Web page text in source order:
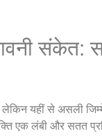
लेकिन यहीं से असली
एक लंबी और सतत